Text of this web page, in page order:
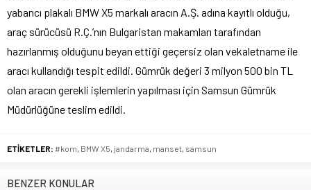
yabancı plakalı BMW X5 markalı aracın A.Ş. adına kayıtlı olduğu,
araç sürücüsü R.Ç.’nın Bulgaristan makamları tarafından
hazırlanmış olduğunu beyan ettiği geçersiz olan vekaletname ile
aracı kullandığı tespit edildi. Gümrük değeri 3 milyon 500 bin TL
olan aracın gerekli işlemlerin yapılması için Samsun Gümrük
Müdürlüğüne teslim edildi.
ETİKETLER: #kom BMW X5 jandarma manset samsun
BENZER KONULAR